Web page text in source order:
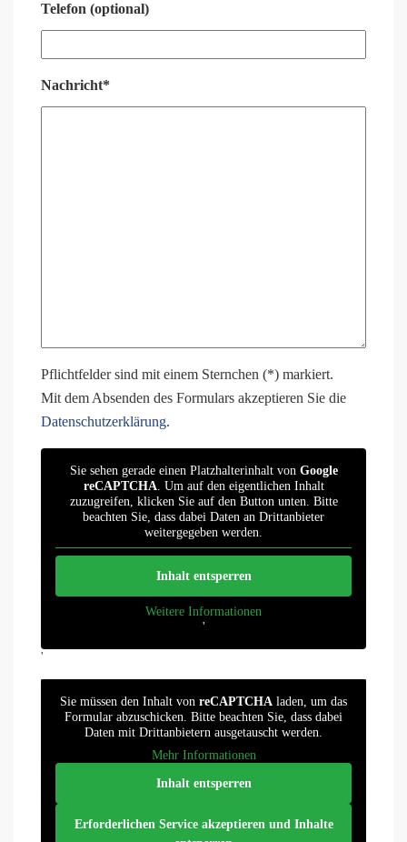
Telefon (optional)
Nachricht*
Pflichtfelder sind mit einem Sternchen (*) markiert.
Mit dem Absenden des Formulars akzeptieren Sie die
Datenschutzerklärung.
Sie sehen gerade einen Platzhalterinhalt von Google
reCAPTCHA. Um auf den eigentlichen Inhalt
zuzugreifen, klicken Sie auf den Button unten. Bitte
beachten Sie, dass dabei Daten an Drittanbieter
weitergegeben werden.
Inhalt entsperren
Weitere Informationen
'
'
Sie müssen den Inhalt von reCAPTCHA laden, um das
Formular abzuschicken. Bitte beachten Sie, dass dabei
Daten mit Drittanbietern ausgetauscht werden.
Mehr Informationen
Inhalt entsperren
Erforderlichen Service akzeptieren und Inhalte